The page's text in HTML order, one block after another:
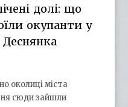
долі: що
окупанти у
Деснянка
околиці міста
сюди зайшли